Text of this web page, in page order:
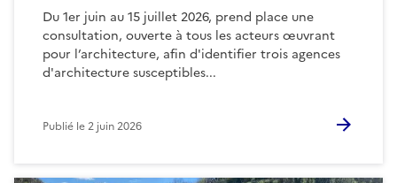
Du 1er juin au 15 juillet 2026, prend place une
consultation, ouverte à tous les acteurs œuvrant
pour l’architecture, afin d'identifier trois agences
d'architecture susceptibles...
Publié le2 juin 2026